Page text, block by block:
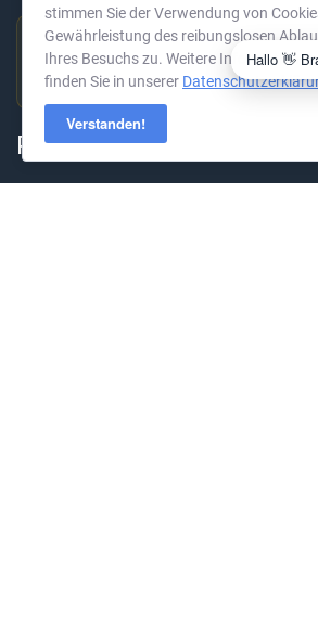
Hervorragend bewertet
4,9 ★ · 294 Bewertungen →
Produkte
stimmen Sie der Verwendung von
Gewährleistung des reibungslosen
Ihres Besuchs zu. Weitere Informationen
finden Sie in unserer
Verstanden!
Hallo 👋